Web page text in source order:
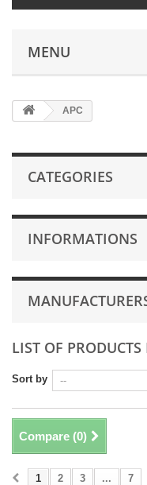
MENU
APC
CATEGORIES
INFORMATIONS
LIST OF
Sort by
Compare (0)
1 2 3 ... 7